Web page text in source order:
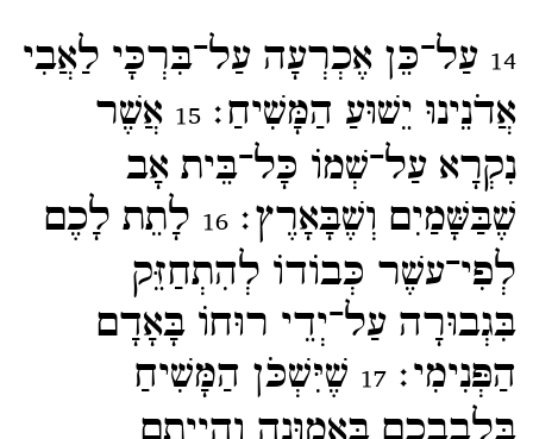
14 עַל־​כֵּן אֶכְרְעָה עַל־​בִּרְכָּי לַאֲבִי
אֲדֹנֵינוּ יֵשׁוּעַ הַמָּשִׁיחַ׃15 אֲשֶׁר
נִקְרָא עַל־​שְׁמוֹ כָּל־​בֵּית אָב
שֶׁבַּשָּׁמַיִם וְשֶׁבָּאָרֶץ׃16 לָתֵת לָכֶם
לְפִי־​עשֶׁר כְּבוֹדוֹ לְהִתְחַזֵּק
בִּגְבוּרָה עַל־​יְדֵי רוּחוֹ בָּאָדָם
הַפְּנִימִי׃17 שֶׁיִּשְׁכֹּן הַמָּשִׁיחַ